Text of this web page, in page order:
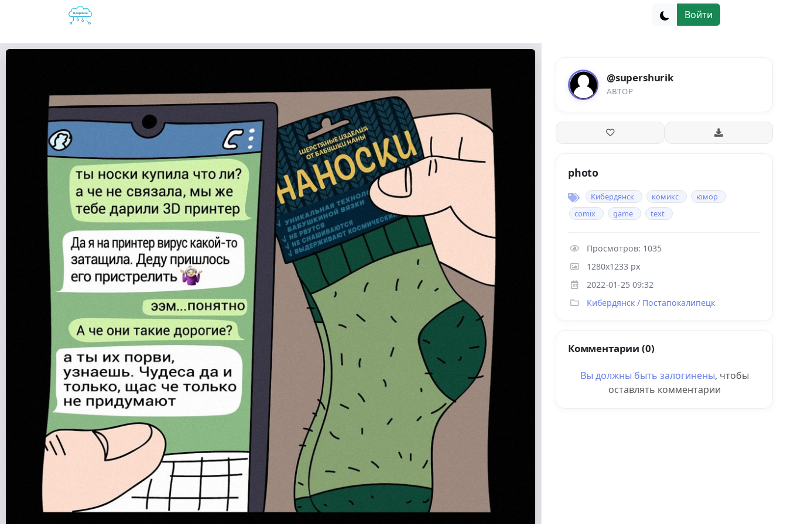
Войти
@supershurik
АВТОР
photo
Кибердянск комикс
юмор
comix
game text
Просмотров: 1035
1280x1233 px
2022-01-25 09:32
Кибердянск / Постапокалипецк
Комментарии (0)
Вы должны быть залогинены, чтобы
оставлять комментарии